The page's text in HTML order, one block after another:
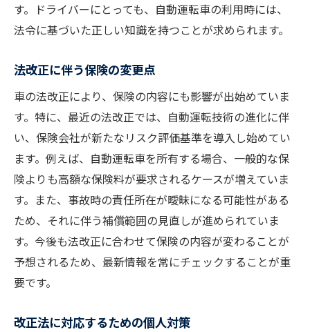
す。ドライバーにとっても、自動運転車の利用時には、
法令に基づいた正しい知識を持つことが求められます。
法改正に伴う保険の変更点
車の法改正により、保険の内容にも影響が出始めていま
す。特に、最近の法改正では、自動運転技術の進化に伴
い、保険会社が新たなリスク評価基準を導入し始めてい
ます。例えば、自動運転車を所有する場合、一般的な保
険よりも高額な保険料が要求されるケースが増えていま
す。また、事故時の責任所在が曖昧になる可能性がある
ため、それに伴う補償範囲の見直しが進められていま
す。今後も法改正に合わせて保険の内容が変わることが
予想されるため、最新情報を常にチェックすることが重
要です。
改正法に対応するための個人対策